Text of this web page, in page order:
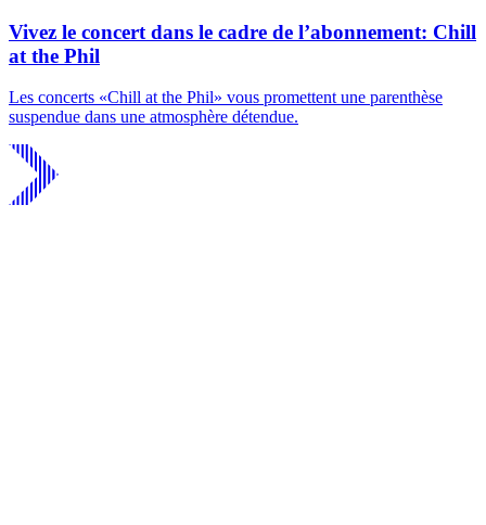
Vivez le concert dans le cadre de l’abonnement: Chill
at the Phil
Les concerts «Chill at the Phil» vous promettent une parenthèse
suspendue dans une atmosphère détendue.